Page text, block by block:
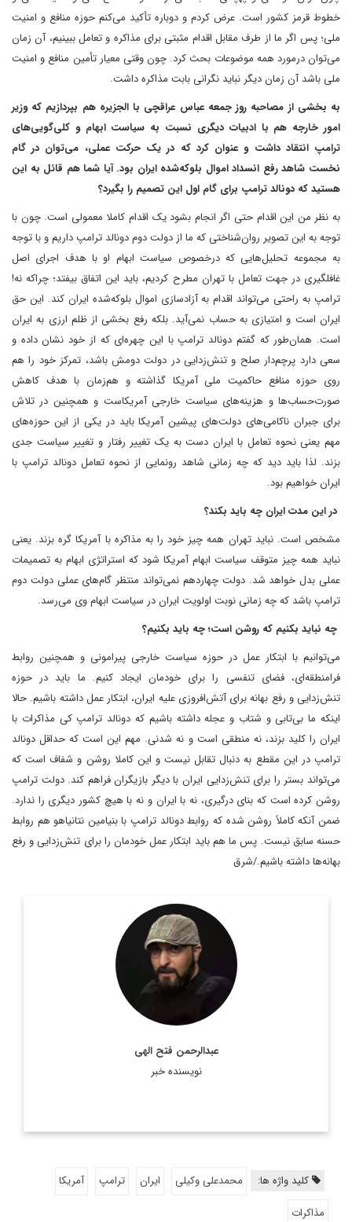
خطوط قرمز کشور است. عرض کردم و دوباره تأکید می‌کنم حوزه منافع و امنیت
ملی؛ پس اگر ما از طرف مقابل اقدام مثبتی برای مذاکره و تعامل ببینیم، آن زمان
می‌توان درمورد همه موضوعات بحث کرد. چون وقتی معیار تأمین منافع و امنیت
ملی باشد آن زمان دیگر نباید نگرانی بابت مذاکره داشت.
به بخشی از مصاحبه روز جمعه عباس عراقچی با الجزیره هم بپردازیم که وزیر
امور خارجه هم با ادبیات دیگری نسبت به سیاست ابهام و کلی‌گویی‌های
ترامپ انتقاد داشت و عنوان کرد که در یک حرکت عملی، می‌توان در گام
نخست شاهد رفع انسداد اموال بلوکه‌شده ایران بود. آیا شما هم قائل به این
هستید که دونالد ترامپ برای گام اول این تصمیم را بگیرد؟
به نظر من این اقدام حتی اگر انجام بشود یک اقدام کاملا معمولی است. چون با
توجه به این تصویر روان‌شناختی که ما از دولت دوم دونالد ترامپ داریم و با توجه
به مجموعه تحلیل‌هایی که درخصوص سیاست ابهام او با هدف اجرای اصل
غافلگیری در جهت تعامل با تهران مطرح کردیم، باید این اتفاق بیفتد؛ چراکه نه!
ترامپ به راحتی می‌تواند اقدام به آزادسازی اموال بلوکه‌شده ایران کند. این حق
ایران است و امتیازی به حساب نمی‌آید. بلکه رفع بخشی از ظلم ارزی به ایران
است. همان‌طور که گفتم دونالد ترامپ با این چهره‌ای که از خود نشان داده و
سعی دارد پرچم‌دار صلح و تنش‌زدایی در دولت دومش باشد، تمرکز خود را هم
روی حوزه منافع حاکمیت ملی آمریکا گذاشته و هم‌زمان با هدف کاهش
صورت‌حساب‌ها و هزینه‌های سیاست خارجی آمریکاست و همچنین در تلاش
برای جبران ناکامی‌های دولت‌های پیشین آمریکا باید در یکی از این حوزه‌های
مهم یعنی نحوه تعامل با ایران دست به یک تغییر رفتار و تغییر سیاست جدی
بزند. لذا باید دید که چه زمانی شاهد رونمایی از نحوه تعامل دونالد ترامپ با
ایران خواهیم بود.
در این مدت ایران چه باید بکند؟
مشخص است. نباید تهران همه چیز خود را به مذاکره با آمریکا گره بزند. یعنی
نباید همه چیز متوقف سیاست ابهام آمریکا شود که استراتژی ابهام به تصمیمات
عملی بدل خواهد شد. دولت چهاردهم نمی‌تواند منتظر گام‌های عملی دولت دوم
ترامپ باشد که چه زمانی نوبت اولویت ایران در سیاست ابهام وی می‌رسد.
چه نباید بکنیم که روشن است؛ چه باید بکنیم؟
می‌توانیم با ابتکار عمل در حوزه سیاست خارجی پیرامونی و همچنین روابط
فرامنطقه‌ای، فضای تنفسی را برای خودمان ایجاد کنیم. ما باید در حوزه
تنش‌زدایی و رفع بهانه برای آتش‌افروزی علیه ایران، ابتکار عمل داشته باشیم. حالا
اینکه ما بی‌تابی و شتاب و عجله داشته باشیم که دونالد ترامپ کی مذاکرات با
ایران را کلید بزند، نه منطقی است و نه شدنی. مهم این است که حداقل دونالد
ترامپ در این مقطع به دنبال تقابل نیست و این کاملا روشن و شفاف است که
می‌تواند بستر را برای تنش‌زدایی ایران با دیگر بازیگران فراهم کند. دولت ترامپ
روشن کرده است که بنای درگیری، نه با ایران و نه با هیچ کشور دیگری را ندارد.
ضمن آنکه کاملاً روشن شده که روابط دونالد ترامپ با بنیامین نتانیاهو هم روابط
حسنه سابق نیست. پس ما هم باید ابتکار عمل خودمان را برای تنش‌زدایی و رفع
بهانه‌ها داشته باشیم./شرق
عبدالرحمن فتح الهی
نویسنده خبر
روزنامه نگار و کارشناس ارشد روزنامه نگاری سیاسی و عضو
تحریریه دیپلماسی ایرانی.
اطلاعات بیشتر
کلید واژه ها: محمدعلی وکیلی ایران ترامپ
آمریکا
مذاکرات